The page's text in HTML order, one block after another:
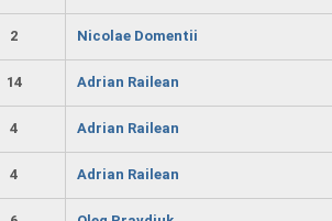
2 Nicolae Domentii
14 Adrian Railean
4 Adrian Railean
4 Adrian Railean